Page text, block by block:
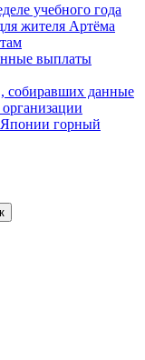
учебного года
жителя Артёма
выплаты
собиравших данные
Японии горный